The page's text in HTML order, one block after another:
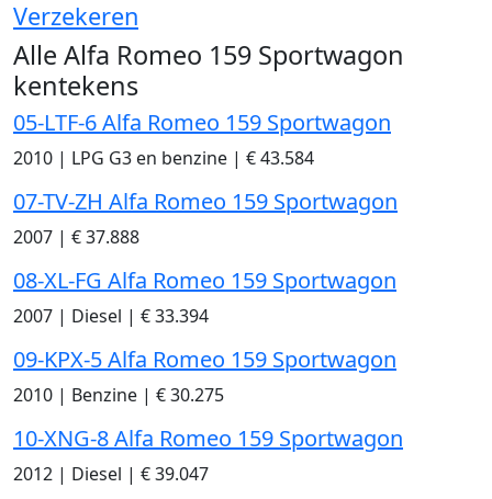
Verzekeren
Alle Alfa Romeo 159 Sportwagon
kentekens
05-LTF-6 Alfa Romeo 159 Sportwagon
2010 | LPG G3 en benzine | € 43.584
07-TV-ZH Alfa Romeo 159 Sportwagon
2007 | € 37.888
08-XL-FG Alfa Romeo 159 Sportwagon
2007 | Diesel | € 33.394
09-KPX-5 Alfa Romeo 159 Sportwagon
2010 | Benzine | € 30.275
10-XNG-8 Alfa Romeo 159 Sportwagon
2012 | Diesel | € 39.047